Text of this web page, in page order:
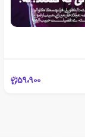
59،900